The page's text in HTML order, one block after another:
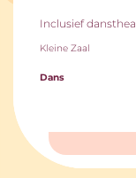
Inclusief
Kleine Zaal
Dans